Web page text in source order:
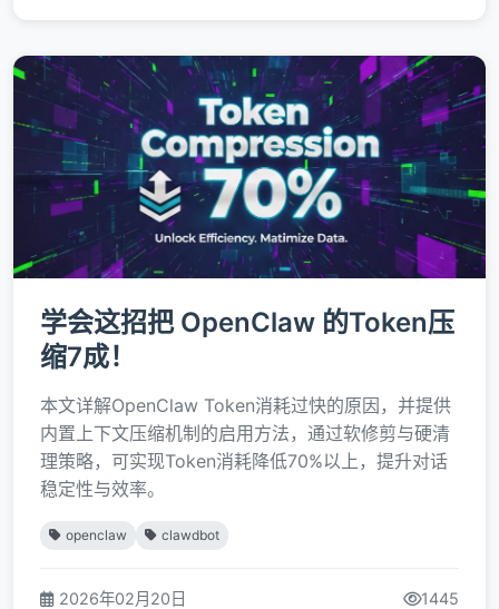
学会这招把 OpenClaw 的Token压
缩7成！
本文详解OpenClaw Token消耗过快的原因，并提供
内置上下文压缩机制的启用方法，通过软修剪与硬清
理策略，可实现Token消耗降低70%以上，提升对话
稳定性与效率。
openclaw clawdbot
2026年02月20日 1445